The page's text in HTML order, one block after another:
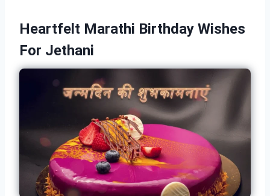
Heartfelt Marathi Birthday Wishes
For Jethani